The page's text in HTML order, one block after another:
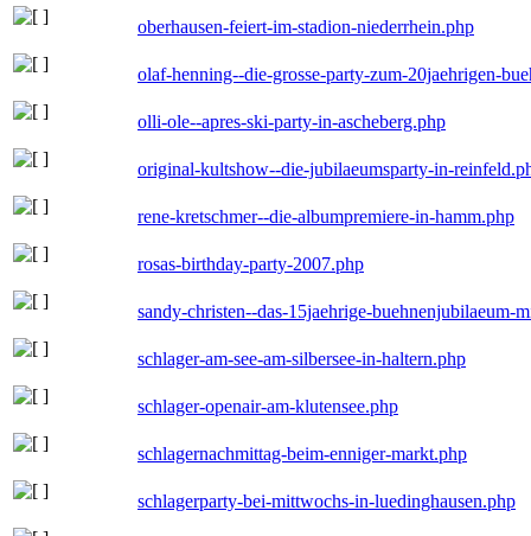
oberhausen-feiert-im-stadion-niederrhein.php
olaf-henning--die-grosse-party-zum-20jaehrigen-
olli-ole--apres-ski-party-in-ascheberg.php
original-kultshow--die-jubilaeumsparty-in-
rene-kretschmer--die-albumpremiere-in-hamm.php
rosas-birthday-party-2007.php
sandy-christen--das-15jaehrige-buehnenjubilaeum-
schlager-am-see-am-silbersee-in-haltern.php
schlager-openair-am-klutensee.php
schlagernachmittag-beim-enniger-markt.php
schlagerparty-bei-mittwochs-in-luedinghausen.php